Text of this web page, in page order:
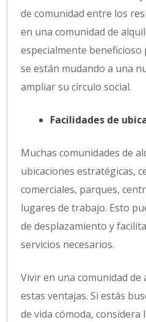
de comunidad entre los
en una comunidad de
especialmente
se están mudando a una
ampliar su círculo social.
Facilidades de
Muchas comunidades de
ubicaciones estratégicas,
comerciales, parques,
lugares de trabajo. Esto
de desplazamiento y
servicios necesarios.
Vivir en una comunidad
estas ventajas. Si estás
de vida cómoda, considera